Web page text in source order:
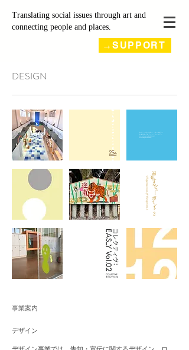
Translating social issues through art and
connecting people and places.
→SUPPORT
DESIGN
事業案内
デザイン